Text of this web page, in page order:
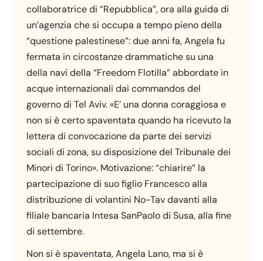
collaboratrice di “Repubblica”, ora alla guida di
un’agenzia che si occupa a tempo pieno della
“questione palestinese”: due anni fa, Angela fu
fermata in circostanze drammatiche su una
della navi della “Freedom Flotilla” abbordate in
acque internazionali dai commandos del
governo di Tel Aviv. «E’ una donna coraggiosa e
non si è certo spaventata quando ha ricevuto la
lettera di convocazione da parte dei servizi
sociali di zona, su disposizione del Tribunale dei
Minori di Torino». Motivazione: “chiarire” la
partecipazione di suo figlio Francesco alla
distribuzione di volantini No-Tav davanti alla
filiale bancaria Intesa SanPaolo di Susa, alla fine
di settembre.
Non si è spaventata, Angela Lano, ma si è